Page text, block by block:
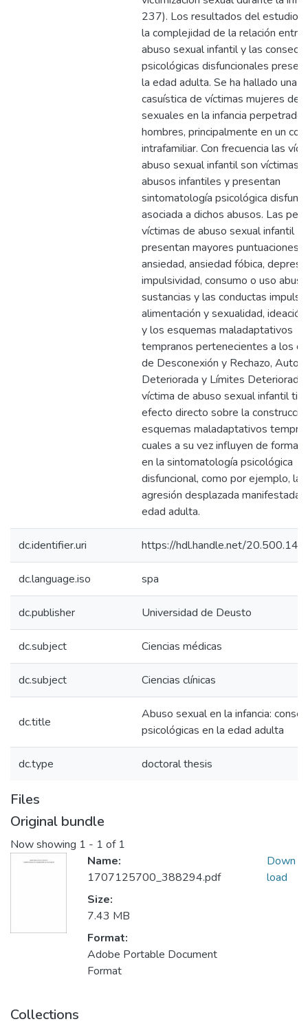
237). Los resultados del estudio
la complejidad de la relación entre
abuso sexual infantil y las
psicológicas disfuncionales
la edad adulta. Se ha hallado una
casuística de víctimas mujeres de
sexuales en la infancia
hombres, principalmente en un
intrafamiliar. Con frecuencia las
abuso sexual infantil son víctimas
abusos infantiles y presentan
sintomatología psicológica
asociada a dichos abusos. Las
víctimas de abuso sexual infantil
presentan mayores puntuaciones
ansiedad, ansiedad fóbica,
impulsividad, consumo o uso
sustancias y las conductas
alimentación y sexualidad,
y los esquemas maladaptativos
tempranos pertenecientes a los
de Desconexión y Rechazo,
Deteriorada y Límites
víctima de abuso sexual infantil
efecto directo sobre la
esquemas maladaptativos
cuales a su vez influyen de forma
en la sintomatología psicológica
disfuncional, como por ejemplo, la
agresión desplazada manifestada
edad adulta.
dc.identifier.uri https://hdl.handle.net/
dc.language.iso spa
dc.publisher Universidad de Deusto
dc.subject Ciencias médicas
dc.subject Ciencias clínicas
dc.title
Abuso sexual en la infancia:
psicológicas en la edad adulta
dc.type doctoral thesis
Files
Original bundle
Now showing 1 - 1 of 1
Name:
1707125700_388294.pdf
Size:
7.43 MB
Format:
Adobe Portable Document
Format
Down
load
Collections